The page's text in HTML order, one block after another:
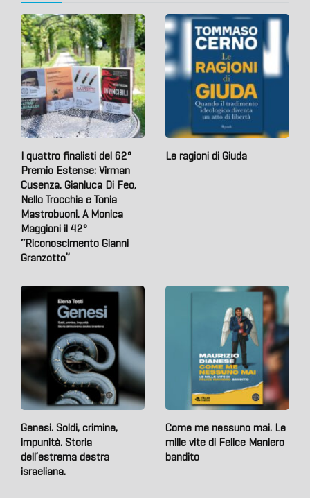
I quattro finalisti del 62°
Premio Estense: Virman
Cusenza, Gianluca Di Feo,
Nello Trocchia e Tonia
Mastrobuoni. A Monica
Maggioni il 42°
“Riconoscimento Gianni
Granzotto”
Le ragioni di Giuda
Genesi. Soldi, crimine,
impunità. Storia
dell’estrema destra
israeliana.
Come me nessuno mai. Le
mille vite di Felice Maniero
bandito